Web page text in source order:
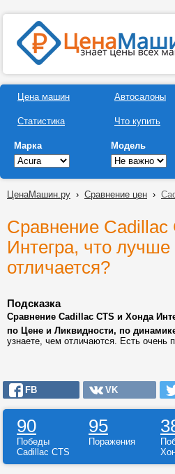
Цена машин
Статистика
Автосалоны
Что купить
Марка Модель
ЦенаМашин.ру › Сравнение цен ›
Сравнение Cadillac
Интегра, что
отличается?
Подсказка
Сравнение Cadillac CTS и Хонда
по Цене и Ликвидности, по
узнаете, чем отличаются. Есть очень
FB VK
90 95
Победы Поражения
Cadillac CTS